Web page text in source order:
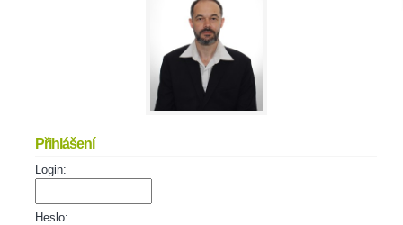
Přihlášení
Login:
Heslo: